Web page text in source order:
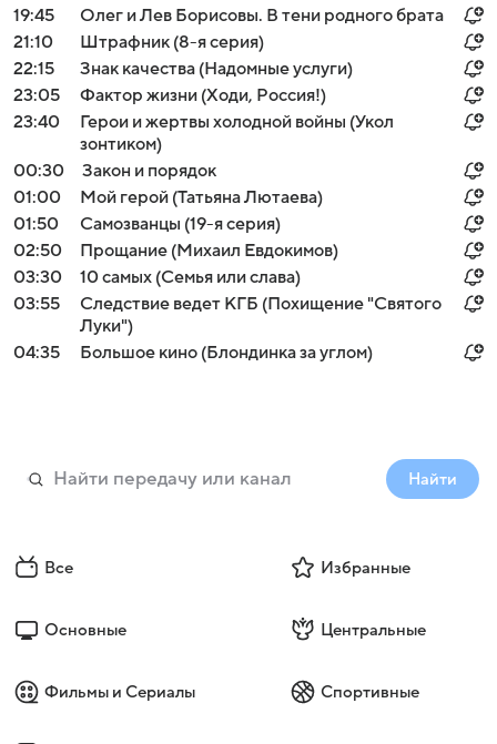
19:45
Олег и Лев Борисовы. В тени родного брата
21:10
Штрафник (8-я серия)
22:15
Знак качества (Надомные услуги)
23:05
Фактор жизни (Ходи, Россия!)
23:40
Герои и жертвы холодной войны (Укол
зонтиком)
00:30
Закон и порядок
01:00
Мой герой (Татьяна Лютаева)
01:50
Самозванцы (19-я серия)
02:50
Прощание (Михаил Евдокимов)
03:30
10 самых (Семья или слава)
03:55
Следствие ведет КГБ (Похищение "Святого
Луки")
04:35
Большое кино (Блондинка за углом)
Найти
Все Избранные
Основные Центральные
Фильмы и Сериалы Спортивные